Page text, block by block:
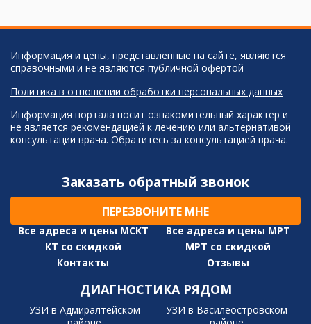
Информация и цены, представленные на сайте, являются
справочными и не являются публичной офертой
Политика в отношении обработки персональных данных
Информация портала носит ознакомительный характер и
не является рекомендацией к лечению или альтернативой
консультации врача. Обратитесь за консультацией врача.
Заказать обратный звонок
ПЕРЕЗВОНИТЕ МНЕ
Все адреса и цены МСКТ
Все адреса и цены МРТ
КТ со скидкой
МРТ со скидкой
Контакты
Отзывы
ДИАГНОСТИКА РЯДОМ
УЗИ в Адмиралтейском
УЗИ в Василеостровском